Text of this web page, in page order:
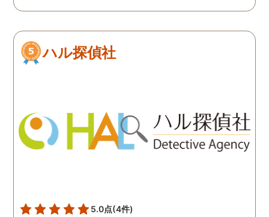
も、きっちりとご説明いた
ることが出来ました。 細か
く報告をいただいたり、調
強かったです。 何度も使う
機関ではないと思います
が、知人で不貞等で困って
とができました。結果に
す。信頼できる探偵社さ
ハル探偵社
5.0点(4件)